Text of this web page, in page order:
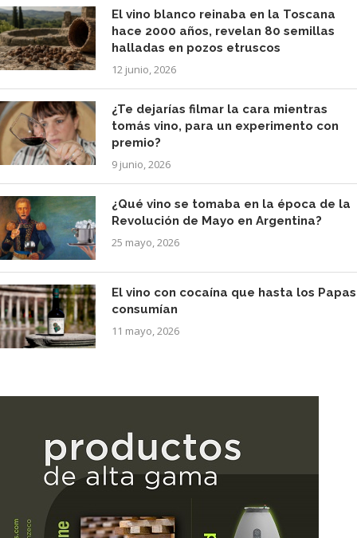
El vino blanco reinaba en la Toscana
hace 2000 años, revelan 80 semillas
halladas en pozos etruscos
12 junio, 2026
¿Te dejarías filmar la cara mientras
tomás vino, para un experimento con
premio?
9 junio, 2026
¿Qué vino se tomaba en la época de la
Revolución de Mayo en Argentina?
25 mayo, 2026
El vino con cocaína que hasta los Papas
consumían
11 mayo, 2026